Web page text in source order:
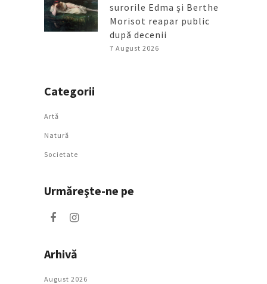
surorile Edma și Berthe
Morisot reapar public
după decenii
7 August 2026
Categorii
Artǎ
Natură
Societate
Urmăreşte-ne pe
Arhivă
August 2026